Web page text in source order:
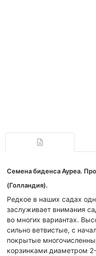
Семена биденса Ауреа.
(Голландия).
Редкое в наших садах
заслуживает внимания
во многих вариантах.
сильно ветвистые, с
покрытые
корзинками диаметром